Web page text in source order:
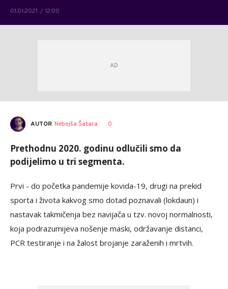
01.01.2021. / 12:00
AUTOR Nebojša Šatara 0
Prethodnu 2020. godinu odlučili smo da
podijelimo u tri segmenta.
Prvi - do početka pandemije kovida-19, drugi na prekid
sporta i života kakvog smo dotad poznavali (lokdaun) i
nastavak takmičenja bez navijača u tzv. novoj normalnosti,
koja podrazumijeva nošenje maski, održavanje distanci,
PCR testiranje i na žalost brojanje zaraženih i mrtvih.